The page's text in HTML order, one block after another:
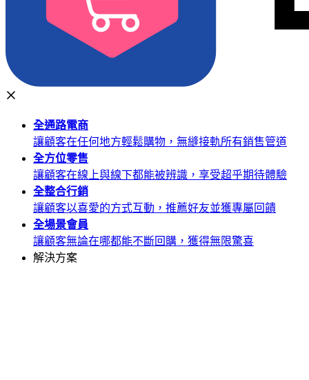
全通路電商
讓顧客在任何地方輕鬆購物，無縫接軌所有銷售管道
全方位零售
讓顧客在線上與線下都能被辨識，享受超乎期待體驗
全整合行銷
讓顧客以喜愛的方式互動，推薦好友並獲專屬回饋
全場景會員
讓顧客無論在哪都能不斷回購，獲得無限驚喜
解決方案